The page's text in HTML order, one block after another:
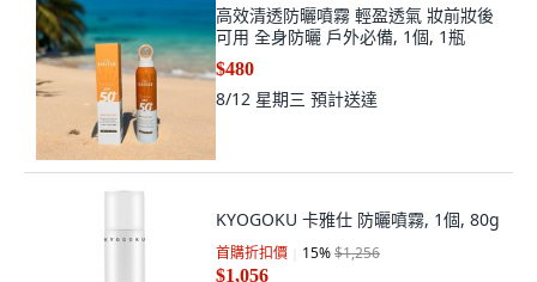
可用 全身防曬 戶外必備, 1個, 1瓶
$480
8/12 星期三
首購折扣價 15%$1,256
$1,056
($132.00/10g